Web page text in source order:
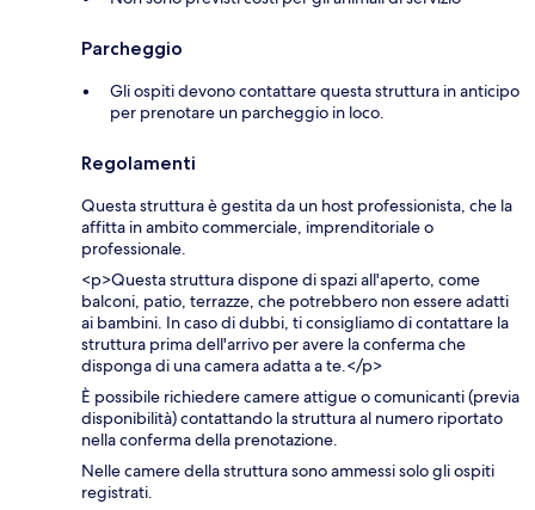
Parcheggio
Gli ospiti devono contattare questa struttura in anticipo
per prenotare un parcheggio in loco.
Regolamenti
Questa struttura è gestita da un host professionista, che la
affitta in ambito commerciale, imprenditoriale o
professionale.
<p>Questa struttura dispone di spazi all'aperto, come
balconi, patio, terrazze, che potrebbero non essere adatti
ai bambini. In caso di dubbi, ti consigliamo di contattare la
struttura prima dell'arrivo per avere la conferma che
disponga di una camera adatta a te.</p>
È possibile richiedere camere attigue o comunicanti (previa
disponibilità) contattando la struttura al numero riportato
nella conferma della prenotazione.
Nelle camere della struttura sono ammessi solo gli ospiti
registrati.